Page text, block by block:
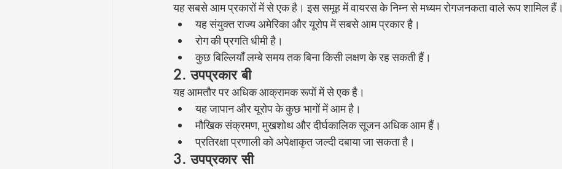
यह सबसे आम प्रकारों में से एक है। इस समूह में वायरस के निम्न से मध्यम रोगजनकता वाले रूप शामिल हैं।
यह संयुक्त राज्य अमेरिका और यूरोप में सबसे आम प्रकार है।
रोग की प्रगति धीमी है।
कुछ बिल्लियाँ लम्बे समय तक बिना किसी लक्षण के रह सकती हैं।
2. उपप्रकार बी
यह आमतौर पर अधिक आक्रामक रूपों में से एक है।
यह जापान और यूरोप के कुछ भागों में आम है।
मौखिक संक्रमण, मुखशोथ और दीर्घकालिक सूजन अधिक आम हैं।
प्रतिरक्षा प्रणाली को अपेक्षाकृत जल्दी दबाया जा सकता है।
3. उपप्रकार सी